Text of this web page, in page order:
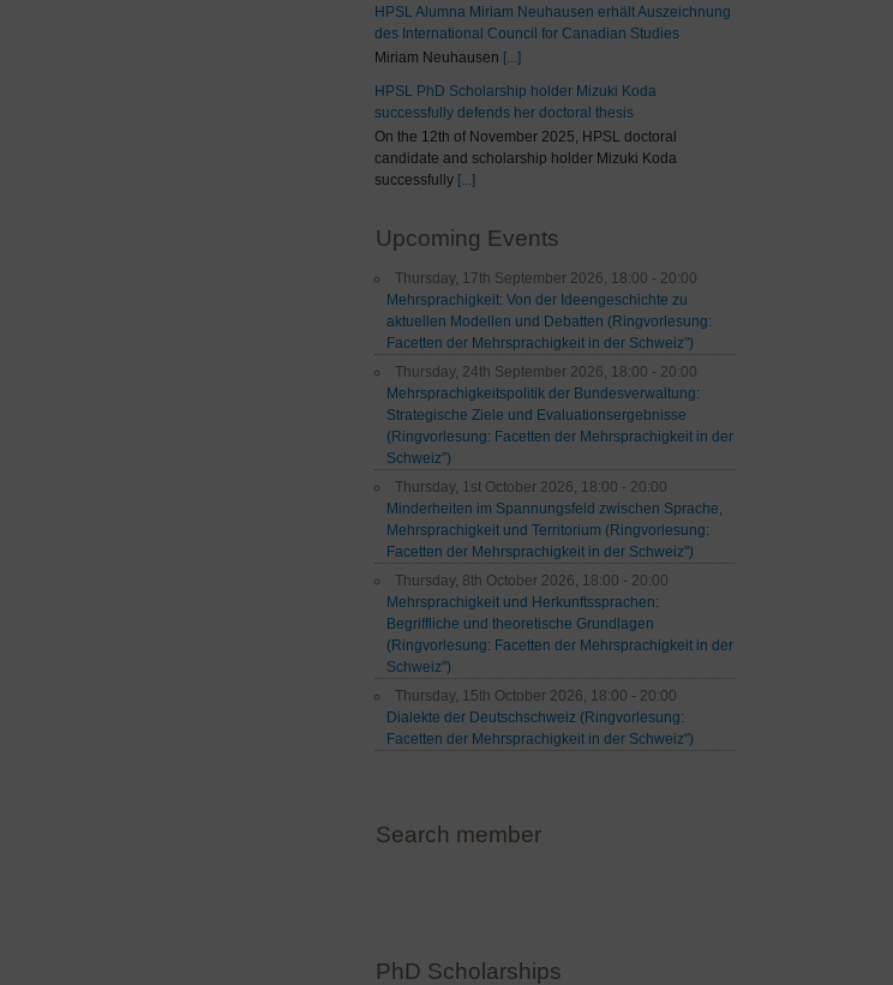
HPSL Alumna Miriam Neuhausen erhält Auszeichnung
des International Council for Canadian Studies
Miriam Neuhausen [...]
HPSL PhD Scholarship holder Mizuki Koda
successfully defends her doctoral thesis
On the 12th of November 2025, HPSL doctoral
candidate and scholarship holder Mizuki Koda
successfully [...]
Upcoming Events
Thursday, 17th September 2026, 18:00 - 20:00
Mehrsprachigkeit: Von der Ideengeschichte zu
aktuellen Modellen und Debatten (Ringvorlesung:
Facetten der Mehrsprachigkeit in der Schweiz")
Thursday, 24th September 2026, 18:00 - 20:00
Mehrsprachigkeitspolitik der Bundesverwaltung:
Strategische Ziele und Evaluationsergebnisse
(Ringvorlesung: Facetten der Mehrsprachigkeit in der
Schweiz”)
Thursday, 1st October 2026, 18:00 - 20:00
Minderheiten im Spannungsfeld zwischen Sprache,
Mehrsprachigkeit und Territorium (Ringvorlesung:
Facetten der Mehrsprachigkeit in der Schweiz")
Thursday, 8th October 2026, 18:00 - 20:00
Mehrsprachigkeit und Herkunftssprachen:
Begriffliche und theoretische Grundlagen
(Ringvorlesung: Facetten der Mehrsprachigkeit in der
Schweiz")
Thursday, 15th October 2026, 18:00 - 20:00
Dialekte der Deutschschweiz (Ringvorlesung:
Facetten der Mehrsprachigkeit in der Schweiz")
Search member
PhD Scholarships